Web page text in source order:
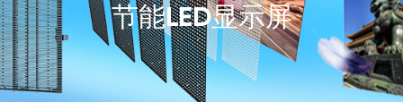
节能LED显示屏